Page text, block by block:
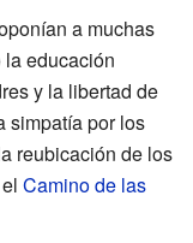
a muchas
la educación
y la libertad de
simpatía por los
reubicación de los
Camino de las